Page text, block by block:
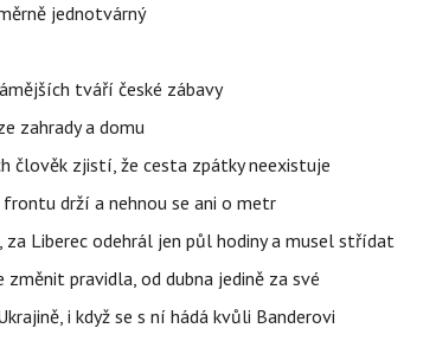
jednotvárný
tváří české zábavy
zahrady a domu
člověk zjistí, že cesta zpátky neexistuje
drží a nehnou se ani o metr
Liberec odehrál jen půl hodiny a musel střídat
pravidla, od dubna jedině za své
i když se s ní hádá kvůli Banderovi